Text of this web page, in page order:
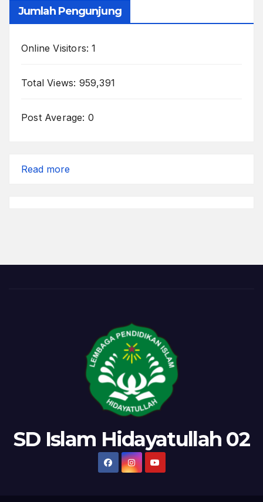
Jumlah Pengunjung
Online Visitors:1
Total Views: 959,391
Post Average: 0
Read more
SD Islam Hidayatullah 02